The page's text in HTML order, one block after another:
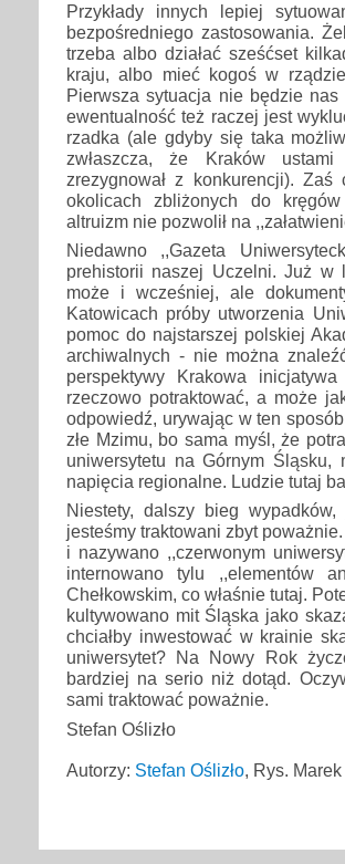
Przykłady innych lepiej
bezpośredniego zastosowania.
trzeba albo działać sześćset
kraju, albo mieć kogoś w
Pierwsza sytuacja nie będzie
ewentualność też raczej jest
rzadka (ale gdyby się taka
zwłaszcza, że Kraków
zrezygnował z konkurencji).
okolicach zbliżonych do
altruizm nie pozwolił na
Niedawno ,,Gazeta
prehistorii naszej Uczelni. Już w
może i wcześniej, ale
Katowicach próby utworzenia
pomoc do najstarszej polskiej
archiwalnych - nie można
perspektywy Krakowa
rzeczowo potraktować, a może
odpowiedź, urywając w ten
złe Mzimu, bo sama myśl, że
uniwersytetu na Górnym Śląsku,
napięcia regionalne. Ludzie tutaj
Niestety, dalszy bieg
jesteśmy traktowani zbyt
i nazywano ,,czerwonym
internowano tylu ,,elementów
Chełkowskim, co właśnie tutaj.
kultywowano mit Śląska jako
chciałby inwestować w krainie
uniwersytet? Na Nowy Rok
bardziej na serio niż dotąd.
sami traktować poważnie.
Stefan Oślizło
Autorzy: Stefan Oślizło, Rys.